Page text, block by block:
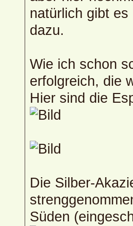
natürlich gibt
dazu.
Wie ich schon
erfolgreich, die
Hier sind die
Die Silber-
Süden